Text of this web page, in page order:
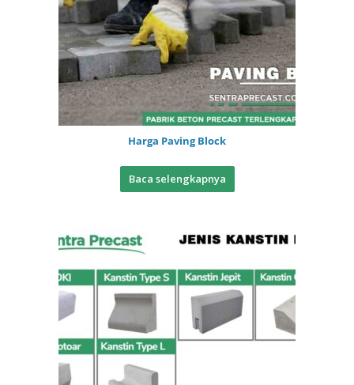
Harga Paving Block
Baca selengkapnya